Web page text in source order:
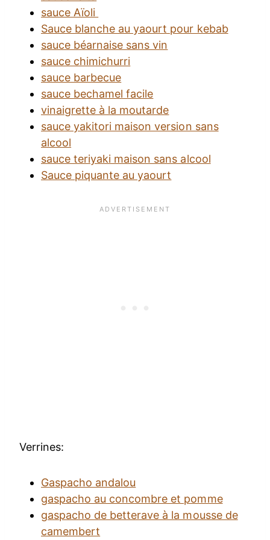
sauce Aïoli
Sauce blanche au yaourt pour kebab
sauce béarnaise sans vin
sauce chimichurri
sauce barbecue
sauce bechamel facile
vinaigrette à la moutarde
sauce yakitori maison version sans
alcool
sauce teriyaki maison sans alcool
Sauce piquante au yaourt
Verrines:
Gaspacho andalou
gaspacho au concombre et pomme
gaspacho de betterave à la mousse de
camembert